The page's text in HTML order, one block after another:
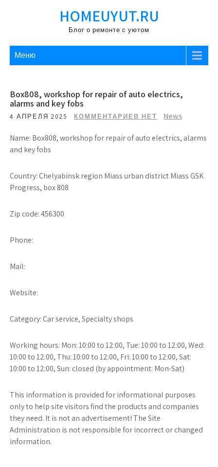
HOMEUYUT.RU
Блог о ремонте с уютом
Меню
Box808, workshop for repair of auto electrics,
alarms and key fobs
4 АПРЕЛЯ 2025 КОММЕНТАРИЕВ НЕТ News
Name: Box808, workshop for repair of auto electrics, alarms
and key fobs
Country: Chelyabinsk region Miass urban district Miass GSK
Progress, box 808
Zip code: 456300
Phone:
Mail:
Website:
Category: Car service, Specialty shops
Working hours: Mon: 10:00 to 12:00, Tue: 10:00 to 12:00, Wed:
10:00 to 12:00, Thu: 10:00 to 12:00, Fri: 10:00 to 12:00, Sat:
10:00 to 12:00, Sun: closed (by appointment: Mon-Sat)
This information is provided for informational purposes
only to help site visitors find the products and companies
they need. It is not an advertisement! The Site
Administration is not responsible for incorrect or changed
information.